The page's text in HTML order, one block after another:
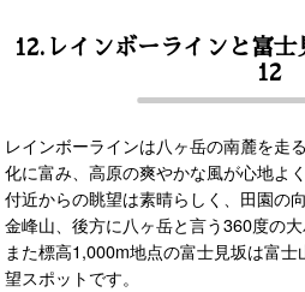
12.レインボーラインと富
12
レインボーラインは八ヶ岳の南麓を走
化に富み、高原の爽やかな風が心地よ
付近からの眺望は素晴らしく、田園の
金峰山、後方に八ヶ岳と言う360度の大
また標高1,000m地点の富士見坂は富
望スポットです。